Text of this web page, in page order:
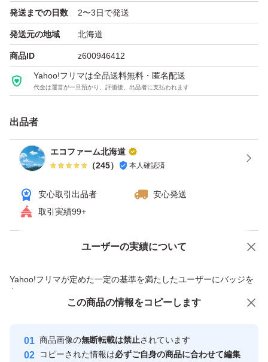
発送までの日数 2〜3日で発送
発送元の地域 北海道
商品ID z600946412
Yahoo!フリマは全品送料無料・匿名配送
代金は運営が一旦預かり、評価後、出品者に支払われます
出品者
エコファーム北海道
（245） 本人確認済
安心取引出品者
安心発送
取引実績99+
ユーザーの実績について
Yahoo!フリマが定めた一定の基準を満たしたユーザーにバッジを
付与しています
安心取引出品者
心・安全なユーザーです
価格の相談 商品への質問
この商品の情報をコピーします
商品画像の無断転載は禁止されています
コピーされた情報は必ずご自身の商品に合わせて編集
この商品をみている人にオススメ